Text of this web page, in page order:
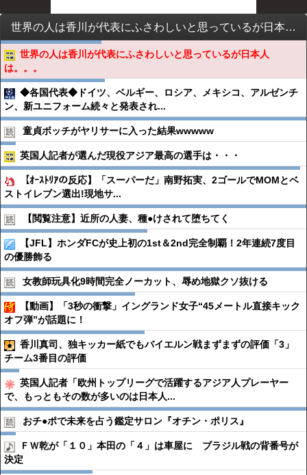
世界の人は香川が代表にふさわしいと思っているが日本人は。。。
世界の人は香川が代表にふさわしいと思っているが日本人
は。。。
◆各国代表◆ドイツ、ベルギー、ロシア、メキシコ、アルゼンチ
ン、新ユニフォーム続々と発表され...
童貞ボッチがヤリサーに入った結果wwwww
英国人記者が選んだ現役アジア最高の選手は・・・
【ｵｰｽﾄﾘｱの反応】「スーパーだ」南野拓実、2ゴールでMOMとベ
ストイレブン選出!現地サ...
【閲覧注意】近所の人妻、種●︎けされて堕ちてく
【JFL】ホンダFCが史上初の1st＆2nd完全制覇！2年連続7度目
の優勝飾る
女教師玩具化9時間完全ノーカット、辱め地獄クソ抜ける
【動画】「3秒の衝撃」イングランド女子“45メートル直接キック
オフ弾”が話題に！
香川真司、独キッカー紙でもバイエルン戦まずまずの評価「3」
チーム3番目の評価
英国人記者「欧州トップリーグで活躍するアジア人プレーヤー
で、もっともその数が多いのは日本人...
おチ●︎ポで未来を占う鑑定サロン『オチン・ポリス』
ＦＷ乾が「１０」本田の「４」は車屋に ブラジル戦の背番号が
決定